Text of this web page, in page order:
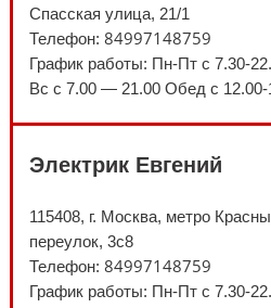
Спасская улица, 21/1
Телефон: 84997148759
График работы: Пн-Пт с 7.30-
Вс с 7.00 — 21.00 Обед с 12.00-
Электрик Евгений
115408, г. Москва, метро
переулок, 3с8
Телефон: 84997148759
График работы: Пн-Пт с 7.30-